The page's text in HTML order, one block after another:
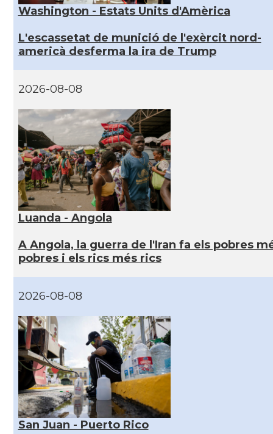
Washington - Estats Units d'Amèrica
L'escassetat de munició de l'exèrcit nord-
americà desferma la ira de Trump
2026-08-08
Luanda - Angola
A Angola, la guerra de l'Iran fa els pobres
pobres i els rics més rics
2026-08-08
San Juan - Puerto Rico